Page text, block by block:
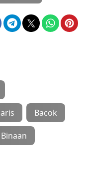
aris Bacok
Binaan